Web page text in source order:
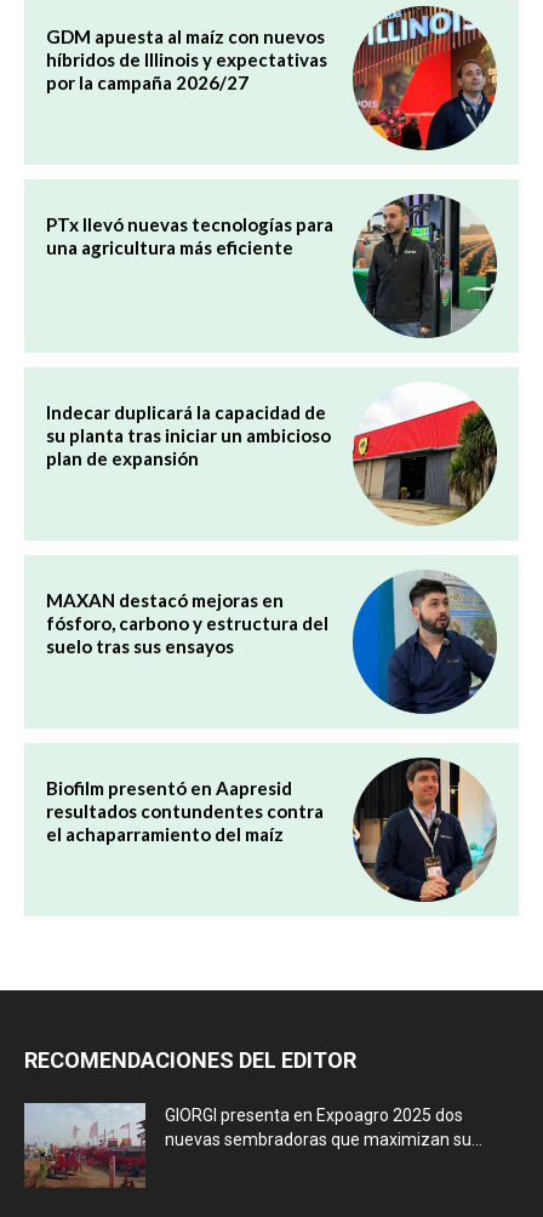
GDM apuesta al maíz con nuevos
híbridos de Illinois y expectativas
por la campaña 2026/27
PTx llevó nuevas tecnologías para
una agricultura más eficiente
Indecar duplicará la capacidad de
su planta tras iniciar un ambicioso
plan de expansión
MAXAN destacó mejoras en
fósforo, carbono y estructura del
suelo tras sus ensayos
Biofilm presentó en Aapresid
resultados contundentes contra
el achaparramiento del maíz
RECOMENDACIONES DEL EDITOR
GIORGI presenta en Expoagro 2025 dos
nuevas sembradoras que maximizan su...